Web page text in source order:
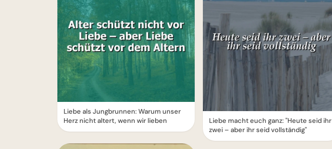
Liebe als Jungbrunnen: Warum unser
Herz nicht altert, wenn wir lieben
Liebe macht euch ganz: "Heute seid ihr
zwei – aber ihr seid vollständig"